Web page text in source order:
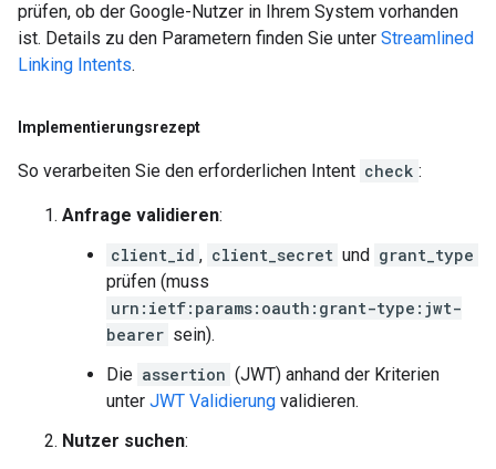
prüfen, ob der Google-Nutzer in Ihrem System vorhanden
ist. Details zu den Parametern finden Sie unter Streamlined
Linking Intents.
Implementierungsrezept
So verarbeiten Sie den erforderlichen Intent check :
Anfrage validieren:
client_id , client_secret und grant_type
prüfen (muss
urn:ietf:params:oauth:grant-type:jwt-
bearer sein).
Die assertion (JWT) anhand der Kriterien
unter JWT Validierung validieren.
Nutzer suchen: